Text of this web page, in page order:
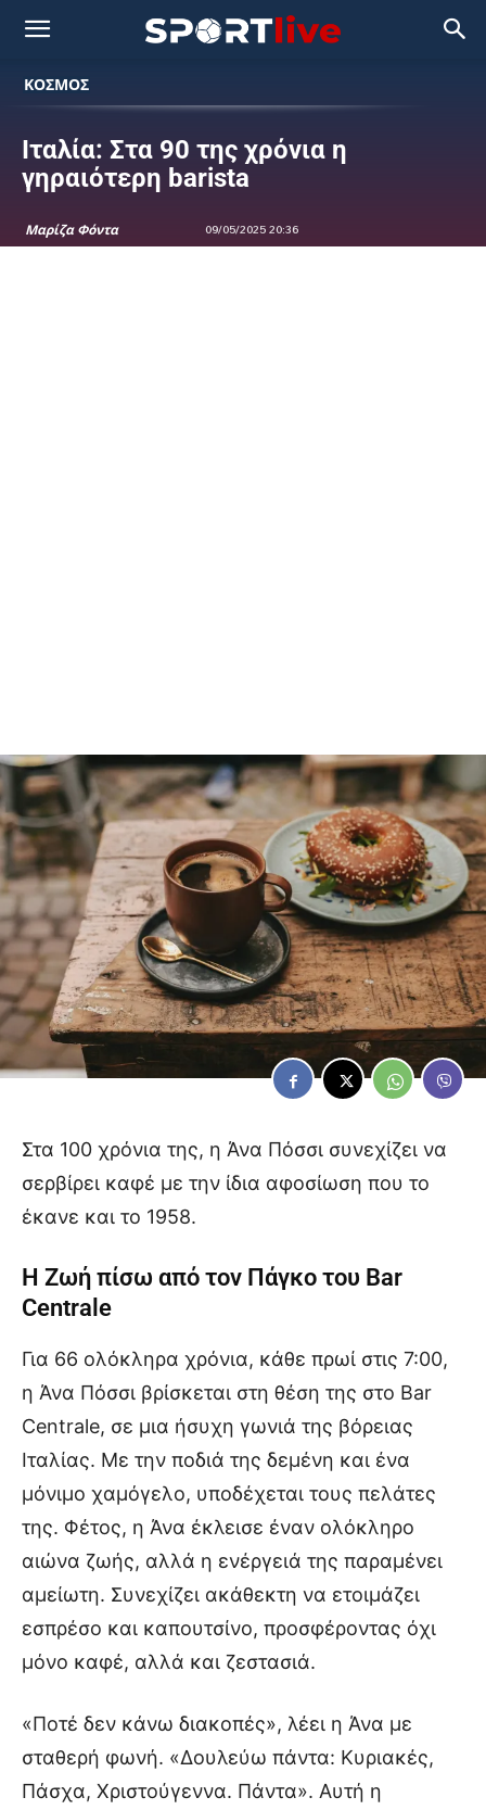
ΚΟΣΜΟΣ
Ιταλία: Στα 90 της χρόνια η
γηραιότερη barista
Μαρίζα Φόντα 09/05/2025 20:36
Στα 100 χρόνια της, η Άνα Πόσσι συνεχίζει να
σερβίρει καφέ με την ίδια αφοσίωση που το
έκανε και το 1958.
Η Ζωή πίσω από τον Πάγκο του Bar
Centrale
Για 66 ολόκληρα χρόνια, κάθε πρωί στις 7:00,
η Άνα Πόσσι βρίσκεται στη θέση της στο Bar
Centrale, σε μια ήσυχη γωνιά της βόρειας
Ιταλίας. Με την ποδιά της δεμένη και ένα
μόνιμο χαμόγελο, υποδέχεται τους πελάτες
της. Φέτος, η Άνα έκλεισε έναν ολόκληρο
αιώνα ζωής, αλλά η ενέργειά της παραμένει
αμείωτη. Συνεχίζει ακάθεκτη να ετοιμάζει
εσπρέσο και καπουτσίνο, προσφέροντας όχι
μόνο καφέ, αλλά και ζεστασιά.
«Ποτέ δεν κάνω διακοπές», λέει η Άνα με
σταθερή φωνή. «Δουλεύω πάντα: Κυριακές,
Πάσχα, Χριστούγεννα. Πάντα». Αυτή η